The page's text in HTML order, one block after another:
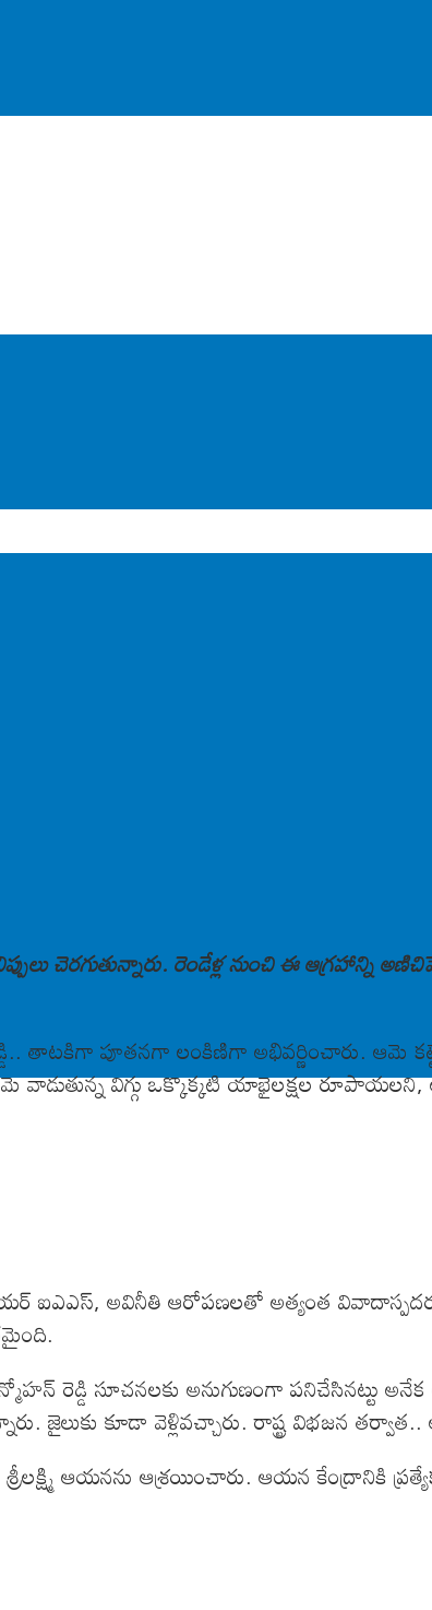
చెరగుతున్నారు. రెండేళ్ల నుంచి ఈ ఆగ్రహాన్ని
పూతనగా లంకిణిగా అభివర్ణించారు. ఆమె
విగ్గు ఒక్కొక్కటి యాభైలక్షల
ఐఎఎస్, అవినీతి ఆరోపణలతో అత్యంత
రెడ్డి సూచనలకు అనుగుణంగా పనిచేసినట్టు
జైలుకు కూడా వెళ్లివచ్చారు. రాష్ట్ర విభజన
ఆయనను ఆశ్రయించారు. ఆయన కేంద్రానికి